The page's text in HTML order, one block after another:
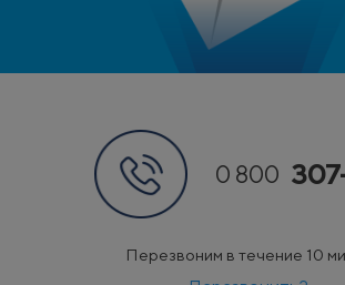
0 800
Перезвоним в течение 10